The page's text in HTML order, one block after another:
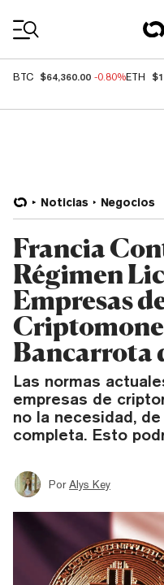
BTC $64,360.00 -0.80%ETH
Noticias Negocios
Francia
Régimen
Empresas
Bancarrota
Las normas
empresas de
no la necesidad,
completa. Esto
Por Alys Key